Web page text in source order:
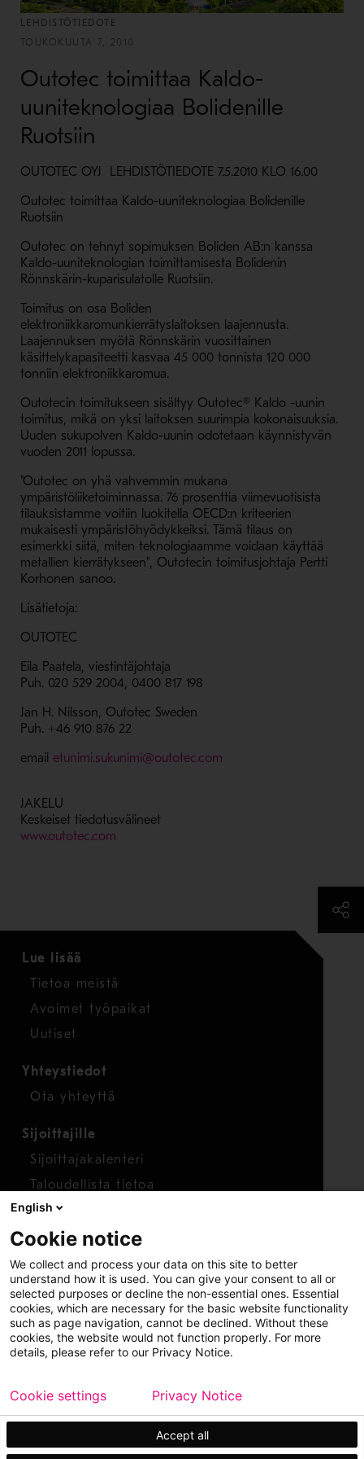
LEHDISTÖTIEDOTE
TOUKOKUUTA 7, 2010
Outotec toimittaa Kaldo-
uuniteknologiaa Bolidenille
Ruotsiin
OUTOTEC OYJ LEHDISTÖTIEDOTE 7.5.2010 KLO 16.00
Outotec toimittaa Kaldo-uuniteknologiaa Bolidenille
Ruotsiin
Outotec on tehnyt sopimuksen Boliden AB:n kanssa
Kaldo-uuniteknologian toimittamisesta Bolidenin
Rönnskärin-kuparisulatolle Ruotsiin.
Toimitus on osa Boliden
elektroniikkaromunkierrätyslaitoksen laajennusta.
Laajennuksen myötä Rönnskärin vuosittainen
käsittelykapasiteetti kasvaa 45 000 tonnista 120 000
tonniin elektroniikkaromua.
Outotecin toimitukseen sisältyy Outotec® Kaldo -uunin
toimitus, mikä on yksi laitoksen suurimpia kokonaisuuksia.
Uuden sukupolven Kaldo-uunin odotetaan käynnistyvän
vuoden 2011 lopussa.
"Outotec on yhä vahvemmin mukana
ympäristöliiketoiminnassa. 76 prosenttia viimevuotisista
tilauksistamme voitiin luokitella OECD:n kriteerien
mukaisesti ympäristöhyödykkeiksi. Tämä tilaus on
esimerkki siitä, miten teknologiaamme voidaan käyttää
metallien kierrätykseen", Outotecin toimitusjohtaja Pertti
Korhonen sanoo.
Lisätietoja:
OUTOTEC
Eila Paatela, viestintäjohtaja
Puh. 020 529 2004, 0400 817 198
Jan H. Nilsson, Outotec Sweden
Puh. +46 910 876 22
email etunimi.sukunimi@outotec.com
JAKELU
Keskeiset tiedotusvälineet
www.outotec.com
Lue lisää
Tietoa meistä
Avoimet työpaikat
Uutiset
Yhteystiedot
Ota yhteyttä
Sijoittajille
Sijoittajakalenteri
Taloudellista tietoa
Osakkeet
Raportoi huolenaihe
Whistleblower-työkalu
Copyright © 2026 Metso
Sivukartta
Käyttöehdot
Tietosuoja Tavaramerkit
English
Cookie notice
We collect and process your data on this site to better
understand how it is used. You can give your consent to all or
selected purposes or decline the non-essential ones. Essential
cookies, which are necessary for the basic website functionality
such as page navigation, cannot be declined. Without these
cookies, the website would not function properly. For more
details, please refer to our Privacy Notice.
Accept all
Cookie settings Privacy Notice